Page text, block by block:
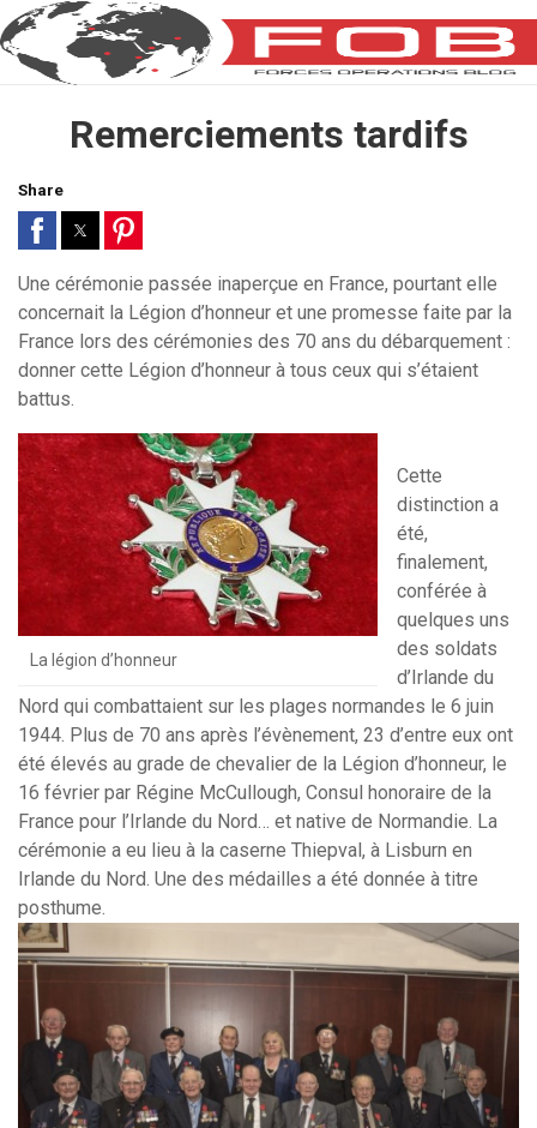
Remerciements tardifs
Share
Une cérémonie passée inaperçue en France, pourtant elle
concernait la Légion d’honneur et une promesse faite par la
France lors des cérémonies des 70 ans du débarquement :
donner cette Légion d’honneur à tous ceux qui s’étaient
battus.
La légion d’honneur
Cette
distinction a
été,
finalement,
conférée à
quelques uns
des soldats
d’Irlande du
Nord qui combattaient sur les plages normandes le 6 juin
1944. Plus de 70 ans après l’évènement, 23 d’entre eux ont
été élevés au grade de chevalier de la Légion d’honneur, le
16 février par Régine McCullough, Consul honoraire de la
France pour l’Irlande du Nord… et native de Normandie. La
cérémonie a eu lieu à la caserne Thiepval, à Lisburn en
Irlande du Nord. Une des médailles a été donnée à titre
posthume.